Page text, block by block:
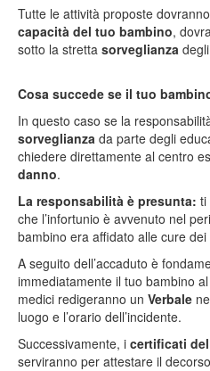
Tutte le attività proposte
capacità del tuo bambino,
sotto la stretta sorveglianza
Cosa succede se il tuo
In questo caso se la
sorveglianza da parte degli
chiedere direttamente al centro
danno.
La responsabilità è presunta: ti
che l’infortunio è avvenuto nel
bambino era affidato alle cure
A seguito dell’accaduto è
immediatamente il tuo bambino al
medici redigeranno un Verbale
luogo e l’orario dell’incidente.
Successivamente, i certificati
serviranno per attestare il